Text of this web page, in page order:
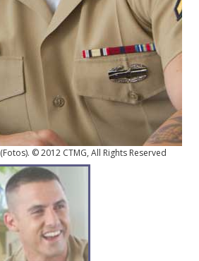
(Fotos). © 2012 CTMG, All Rights Reserved